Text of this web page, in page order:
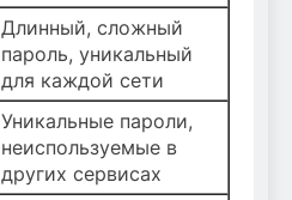
Длинный, сложный
пароль, уникальный
для каждой сети
Уникальные пароли,
неиспользуемые в
других сервисах